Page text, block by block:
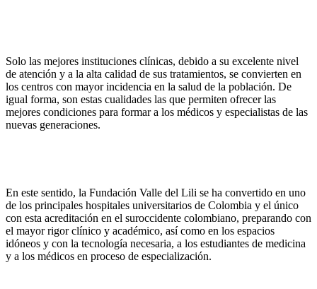
Solo las mejores instituciones clínicas, debido a su excelente nivel
de atención y a la alta calidad de sus tratamientos, se convierten en
los centros con mayor incidencia en la salud de la población. De
igual forma, son estas cualidades las que permiten ofrecer las
mejores condiciones para formar a los médicos y especialistas de las
nuevas generaciones.
En este sentido, la Fundación Valle del Lili se ha convertido en uno
de los principales hospitales universitarios de Colombia y el único
con esta acreditación en el suroccidente colombiano, preparando con
el mayor rigor clínico y académico, así como en los espacios
idóneos y con la tecnología necesaria, a los estudiantes de medicina
y a los médicos en proceso de especialización.